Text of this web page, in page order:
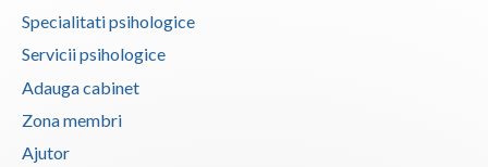
Salaj
Satu-Mare
Sibiu
Suceava
Specialitati psihologice
Servicii psihologice
Adauga cabinet
Zona membri
Ajutor